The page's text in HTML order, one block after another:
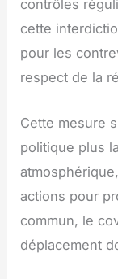
contrôles
cette
pour les
respect de la
Cette mesure
politique plus
actions pour
commun, le
déplacement